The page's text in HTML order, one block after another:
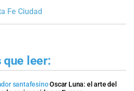
Fe Ciudad
que leer:
santafesinoOscar Luna: el arte del